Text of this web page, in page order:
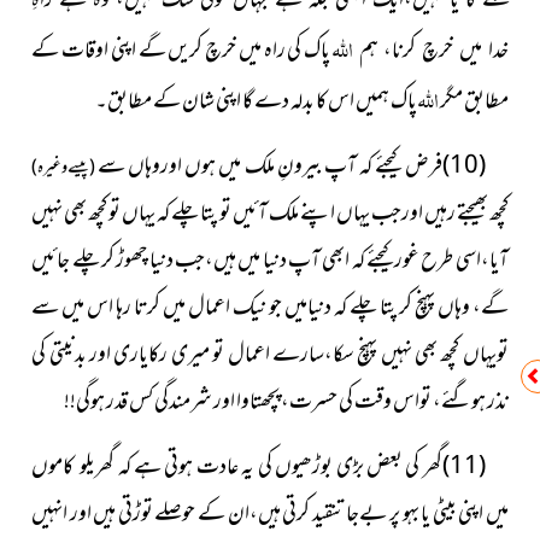
خدا میں خرچ کرنا، ہم اللہپاک کی راہ میں خرچ کریں گے اپنی اوقات کے
مطابق مگراللہپاک ہمیں اس کا بدلہ دے گا اپنی شان کے مطابق۔
(10)فرض کیجئے کہ آپ بیرونِ ملک میں ہوں اوروہاں سے
(پیسےوغیرہ)
کچھ بھیجتے رہیں اورجب یہاں اپنے ملک آئیں تو پتا چلے کہ یہاں تو کچھ بھی نہیں
آیا،اسی طرح غورکیجئے کہ ابھی آپ دنیا میں ہیں،جب دنیا چھوڑ کر چلے جائیں
گے، وہاں پہنچ کر پتا چلے کہ دنیامیں جو نیک اعمال میں کرتا رہا اس میں سے
تویہاں کچھ بھی نہیں پہنچ سکا،سارے اعمال تو میری رکایاری اور بدنیتی کی
نذر ہوگئے، تواس وقت کی حسرت، پچھتاوا اور شرمندگی کس قدر ہوگی!!
(11)گھر کی بعض بڑی بوڑھیوں کی یہ عادت ہوتی ہے کہ گھریلو کاموں
میں اپنی بیٹی یا بہو پر بےجا تنقید کرتی ہیں،ان کے حوصلے توڑتی ہیں اور انہیں